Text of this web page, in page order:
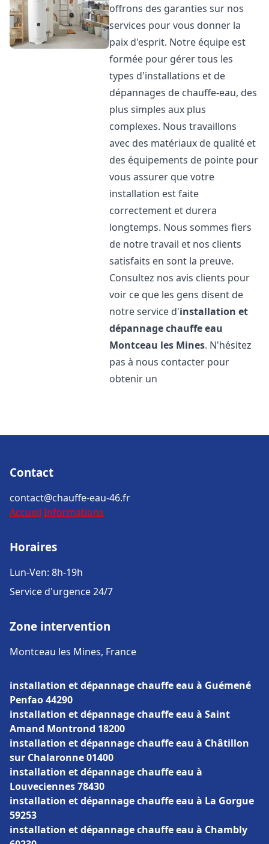
offrons des garanties sur nos
services pour vous donner la
paix d'esprit. Notre équipe est
formée pour gérer tous les
types d'installations et de
dépannages de chauffe-eau, des
plus simples aux plus
complexes. Nous travaillons
avec des matériaux de qualité et
des équipements de pointe pour
vous assurer que votre
installation est faite
correctement et durera
longtemps. Nous sommes fiers
de notre travail et nos clients
satisfaits en sont la preuve.
Consultez nos avis clients pour
voir ce que les gens disent de
notre service d'installation et
dépannage chauffe eau
Montceau les Mines. N'hésitez
pas à nous contacter pour
obtenir un
Contact
contact@chauffe-eau-46.fr
Accueil Informations
Horaires
Lun-Ven: 8h-19h
Service d'urgence 24/7
Zone intervention
Montceau les Mines, France
installation et dépannage chauffe eau à Guémené
Penfao 44290
installation et dépannage chauffe eau à Saint
Amand Montrond 18200
installation et dépannage chauffe eau à Châtillon
sur Chalaronne 01400
installation et dépannage chauffe eau à
Louveciennes 78430
installation et dépannage chauffe eau à La Gorgue
59253
installation et dépannage chauffe eau à Chambly